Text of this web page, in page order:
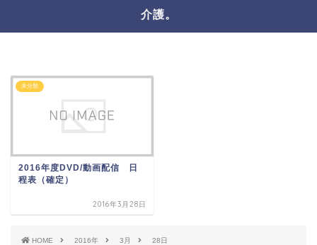
介護。
未分類
2016年度DVD/動画配信 日
程表（確定）
2016年3月28日
HOME 2016年 3月 28日